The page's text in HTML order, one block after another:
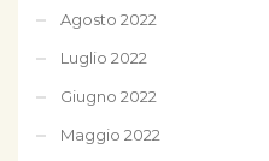
Agosto 2022
Luglio 2022
Giugno 2022
Maggio 2022